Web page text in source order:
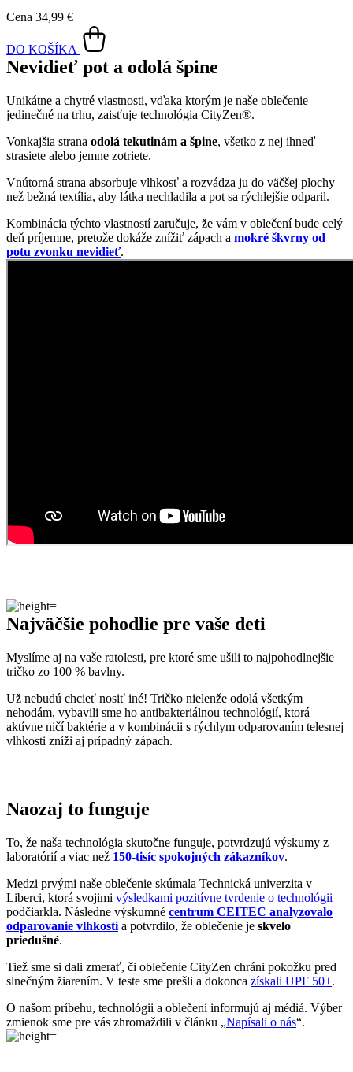
Cena 34,99 €
DO KOŠÍKA
Nevidieť pot a odolá špine
Unikátne a chytré vlastnosti, vďaka ktorým je naše oblečenie
jedinečné na trhu, zaisťuje technológia CityZen®.
Vonkajšia strana odolá tekutinám a špine, všetko z nej ihneď
strasiete alebo jemne zotriete.
Vnútorná strana absorbuje vlhkosť a rozvádza ju do väčšej plochy
než bežná textília, aby látka nechladila a pot sa rýchlejšie odparil.
Kombinácia týchto vlastností zaručuje, že vám v oblečení bude celý
deň príjemne, pretože dokáže znížiť zápach a mokré škvrny od
potu zvonku nevidieť.
Najväčšie pohodlie pre vaše deti
Myslíme aj na vaše ratolesti, pre ktoré sme ušili to najpohodlnejšie
tričko zo 100 % bavlny.
Už nebudú chcieť nosiť iné! Tričko nielenže odolá všetkým
nehodám, vybavili sme ho antibakteriálnou technológií, ktorá
aktívne ničí baktérie a v kombinácii s rýchlym odparovaním telesnej
vlhkosti zníži aj prípadný zápach.
Naozaj to funguje
To, že naša technológia skutočne funguje, potvrdzujú výskumy z
laboratórií a viac než 150-tisíc spokojných zákazníkov.
Medzi prvými naše oblečenie skúmala Technická univerzita v
Liberci, ktorá svojimi výsledkami pozitívne tvrdenie o technológii
podčiarkla. Následne výskumné centrum CEITEC analyzovalo
odparovanie vlhkosti a potvrdilo, že oblečenie je skvelo
priedušné.
Tiež sme si dali zmerať, či oblečenie CityZen chráni pokožku pred
slnečným žiarením. V teste sme prešli a dokonca získali UPF 50+.
O našom príbehu, technológii a oblečení informujú aj médiá. Výber
zmienok sme pre vás zhromaždili v článku „Napísali o nás“.